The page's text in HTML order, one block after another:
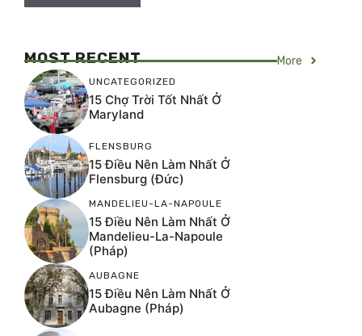
MOST RECENT More
UNCATEGORIZED
15 Chợ Trời Tốt Nhất Ở
Maryland
FLENSBURG
15 Điều Nên Làm Nhất Ở
Flensburg (Đức)
MANDELIEU-LA-NAPOULE
15 Điều Nên Làm Nhất Ở
Mandelieu-La-Napoule
(Pháp)
AUBAGNE
15 Điều Nên Làm Nhất Ở
Aubagne (Pháp)